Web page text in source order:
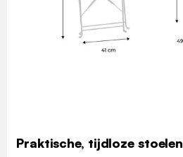
Praktische, tijdloze stoelen